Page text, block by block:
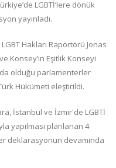
LGBTİ’lere dönük
yayınladı.
Hakları Raportörü Jonas
Konsey’in Eşitlik Konseyi
olduğu parlamenterler
Hükümeti eleştirildi.
İstanbul ve İzmir'de LGBTİ
yapılması planlanan 4
deklarasyonun devamında